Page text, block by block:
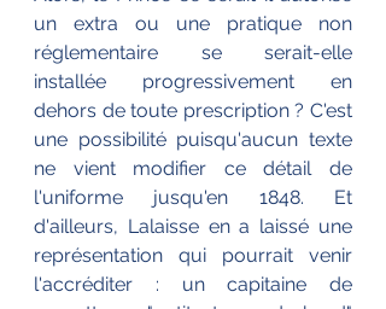
un extra ou une pratique non
réglementaire se serait-elle
installée progressivement en
dehors de toute prescription ? C'est
une possibilité puisqu'aucun texte
ne vient modifier ce détail de
l'uniforme jusqu'en 1848. Et
d'ailleurs, Lalaisse en a laissé une
représentation qui pourrait venir
l'accréditer : un capitaine de